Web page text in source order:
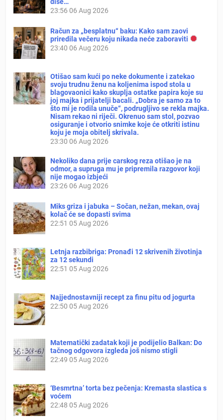
23:56 06 Aug 2026
Račun za „besplatnu“ baku: Kako sam zaovi
priredila večeru koju nikada neće zaboraviti
23:40 06 Aug 2026
Otišao sam kući po neke dokumente i zatekao
svoju trudnu ženu na koljenima ispod stola u
blagovaonici kako skuplja ostatke papira koje su
joj majka i prijatelji bacali. „Dobra je samo za to
što mi je rodila unuče“, podrugljivo se rekla majka.
Nisam rekao ni riječi. Okrenuo sam stol, pozvao
osiguranje i otvorio snimke koje će otkriti istinu
koju je moja obitelj skrivala.
23:30 06 Aug 2026
Nekoliko dana prije carskog reza otišao je na
odmor, a supruga mu je pripremila razgovor koji
nije mogao izbjeći
23:26 06 Aug 2026
Miks griza i jabuka – Sočan, nežan, mekan, ovaj
kolač će se dopasti svima
22:51 05 Aug 2026
Letnja razbibriga: Pronađi 12 skrivenih životinja
za 12 sekundi
22:51 05 Aug 2026
Najjednostavniji recept za finu pitu od jogurta
22:50 05 Aug 2026
Matematički zadatak koji je podijelio Balkan: Do
tačnog odgovora izgleda još nismo stigli
22:49 05 Aug 2026
‘Besmrtna’ torta bez pečenja: Kremasta slastica s
voćem
22:48 05 Aug 2026